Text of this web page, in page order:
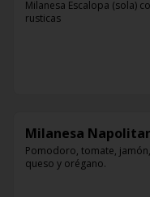
Milanesa Escalopa (sola)
rusticas
Milanesa
Pomodoro, tomate,
queso y orégano.